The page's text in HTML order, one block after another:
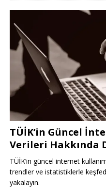
TÜİK’in Güncel
Verileri Hakkında
TÜİK’in güncel internet
trendler ve istatistiklerle
yakalayın.